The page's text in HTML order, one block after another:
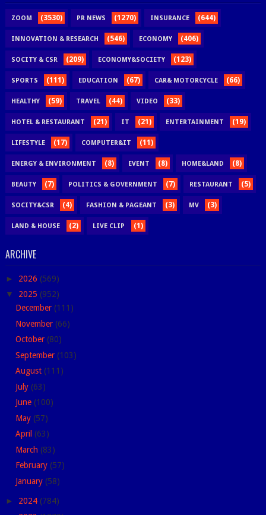
ZOOM (3530) PR NEWS (1270) INSURANCE (644)
INNOVATION & RESEARCH (546) ECONOMY (406)
SOCITY & CSR (209) ECONOMY&SOCIETY (123)
SPORTS (111) EDUCATION (67) CAR& MOTORCYCLE (66)
HEALTHY (59) TRAVEL (44) VIDEO (33)
HOTEL & RESTAURANT (21) IT (21) ENTERTAINMENT (19)
LIFESTYLE (17) COMPUTER&IT (11)
ENERGY & ENVIRONMENT (8) EVENT (8) HOME&LAND (8)
BEAUTY (7) POLITICS & GOVERNMENT (7) RESTAURANT (5)
SOCITY&CSR (4) FASHION & PAGEANT (3) MV (3)
LAND & HOUSE (2) LIVE CLIP (1)
ARCHIVE
► 2026 (569)
▼ 2025 (952)
December (111)
November (66)
October (80)
September (103)
August (111)
July (63)
June (100)
May (57)
April (63)
March (83)
February (57)
January (58)
► 2024 (784)